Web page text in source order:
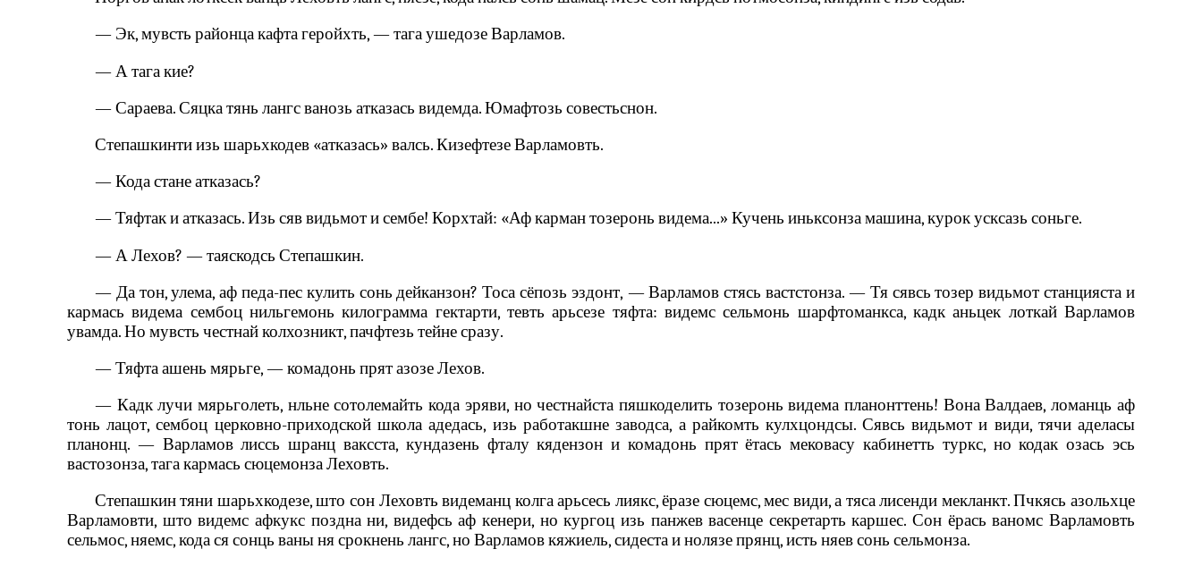
— Эк, мувсть районца кафта геройхть, — тага ушедозе Варламов.
— А тага кие?
— Сараева. Сяцка тянь лангс ванозь атказась видемда. Юмафтозь совестьснон.
Степашкинти изь шарьхкодев «атказась» валсь. Кизефтезе Варламовть.
— Кода стане атказась?
— Тяфтак и атказась. Изь сяв видьмот и сембе! Корхтай: «Аф карман тозеронь видема...» Кучень иньксонза машина, курок усксазь соньге.
— А Лехов? — таяскодсь Степашкин.
— Да тон, улема, аф педа-пес кулить сонь дейканзон? Тоса сёпозь эздонт‚ — Варламов стясь вастстонза. — Тя сявсь тозер видьмот станцияста и
кармась видема сембоц нильгемонь килограмма гектарти, тевть арьсезе тяфта: видемс сельмонь шарфтоманкса, кадк аньцек лоткай Варламов
увамда. Но мувсть честнай колхозникт, пачфтезь тейне сразу.
— Тяфта ашень мярьге, — комадонь прят азозе Лехов.
— Кадк лучи мярьголеть, нльне сотолемайть кода эряви, но честнайста пяшкоделить тозеронь видема планонттень! Вона Валдаев, ломанць аф
тонь лацот, сембоц церковно-приходской школа адедась‚ изь работакшне заводса, а райкомть кулхцондсы. Сявсь видьмот и види, тячи аделасы
планонц. — Варламов лиссь шранц ваксста, кундазень фталу кядензон и комадонь прят ётась мековасу кабинетть туркс, но кодак озась эсь
вастозонза, тага кармась сюцемонза Леховть.
Степашкин тяни шарьхкодезе, што сон Леховть видеманц колга арьсесь лиякс, ёразе сюцемс, мес види, а тяса лисенди мекланкт. Пчкясь азольхце
Варламовти, што видемс афкукс поздна ни, видефсь аф кенери, но кургоц изь панжев васенце секретарть каршес. Сон ёрась ваномс Варламовть
сельмос, няемс, кода ся сонць ваны ня срокнень лангс, но Варламов кяжиель, сидеста и нолязе прянц, исть няев сонь сельмонза.